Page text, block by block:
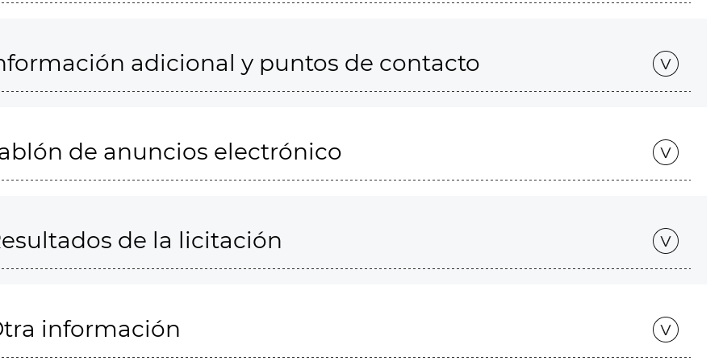
adicional y puntos de contacto
de anuncios electrónico
de la licitación
información